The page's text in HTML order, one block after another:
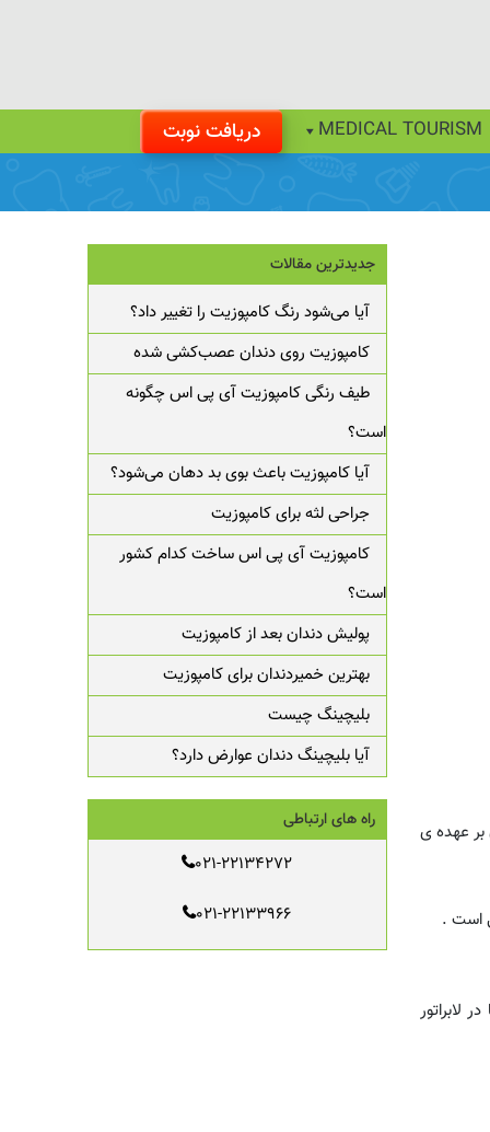
MEDICAL TOURISM
دریافت نوبت
عهده ی
است .
لابراتور
جدیدترین مقالات
آیا می‌شود رنگ کامپوزیت را تغییر داد؟
کامپوزیت روی دندان عصب‌کشی شده
طیف رنگی کامپوزیت آی پی اس چگونه
است؟
آیا کامپوزیت باعث بوی بد دهان می‌شود؟
جراحی لثه برای کامپوزیت
کامپوزیت آی پی اس ساخت کدام کشور
است؟
پولیش دندان بعد از کامپوزیت
بهترین خمیردندان برای کامپوزیت
بلیچینگ چیست
آیا بلیچینگ دندان عوارض دارد؟
راه های ارتباطی
021-22134272
021-22133966